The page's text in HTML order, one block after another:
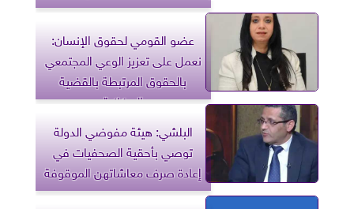
عضو القومي لحقوق الإنسان:
نعمل على تعزيز الوعي المجتمعي
بالحقوق المرتبطة بالقضية
السكانية
البلشي: هيئة مفوضي الدولة
توصي بأحقية الصحفيات في
إعادة صرف معاشاتهن الموقوفة